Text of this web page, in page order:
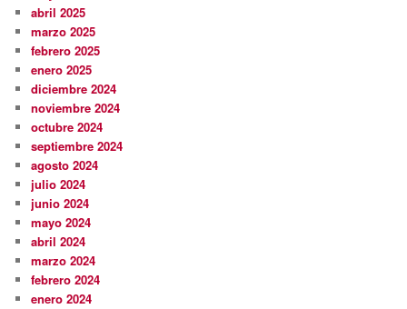
abril 2025
marzo 2025
febrero 2025
enero 2025
diciembre 2024
noviembre 2024
octubre 2024
septiembre 2024
agosto 2024
julio 2024
junio 2024
mayo 2024
abril 2024
marzo 2024
febrero 2024
enero 2024